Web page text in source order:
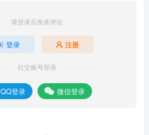
请登录后发表评论
登录 注册
社交账号登录
QQ登录 微信登录